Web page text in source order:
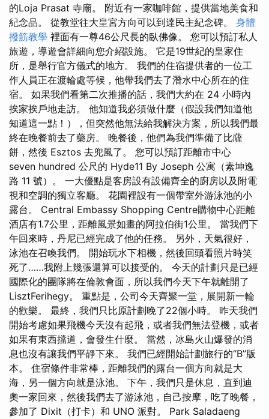
的Loja Prasat 寺廟。 附近有一家咖啡館，提供當地美食和
紀念品。 從教堂往大皇宮方向可以到達民主紀念碑。 身體
撥筋教學 裡面有一尊46公尺長的臥佛像。 您可以預訂私人
旅遊，導遊會詳細向您介紹設施。 它是19世紀的皇家住
所，是舉行官方儀式的地方。 我們的住宿提供者的一位工
作人員正在渡輪處等候，他帶我們去了潛水中心所在的住
宿。 如果我們看第二次推播的話，我們大約在 24 小時內
挨家挨戶地走訪。 他知道我必須做什麼（假設我們知道他
知道這一點！），但突然他無法給我解決方案，所以我們最
終在晚餐前去了藥房。 晚餐後，他們為我們準備了比薩
餅，然後 Esztos 去兜風了。 您可以預訂距離市中心
seven hundred 公尺的 Hyde11 By Joseph 公寓（素坤逸
路 11 號）。 一大優點是客房設有設備齊全的廚房以及附電
視和空調的獨立客廳。 花園裡設有一個帶室外游泳池的小
露台。 Central Embassy Shopping Centre購物中心距離
酒店有1.7公里，距離風景如畫的阿拉伯街1公里。 當我們下
午回來時，丹尼已經完成了他的任務。 另外，天氣很好，
泳池在召喚我們。 開始玩水下相機，然後回頭看照片時笑
死了……我附上幾張還算可以接受的。 今天的計劃只是已經
國際化的團隊將在倫敦會面，所以我們今天下午就離開了
LisztFerihegy。 重點是，公司今天齊聚一堂，展開新一輪
的歡樂。 最終，我們只比原計劃晚了22個小時。 昨天我們
開始考慮如果飛機今天沒有起飛，或者我們無法登機，或者
如果有東西擋道，會發生什麼。 當然，冰島火山爆發的消
息也沒有讓我們平靜下來。 我們已經開始計劃旅行的“B”版
本。 住宿條件非常棒，距離我們的露台一個方向就是大
海，另一個方向就是泳池。 下午，我們只是休息，直到迪
奧一家回來，然後我們去了游泳池，自己按摩，吃了晚餐，
參加了 Dixit（打卡）和 UNO 派對。 Park Saladaeng